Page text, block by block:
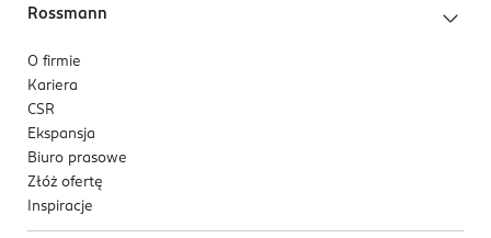
Rossmann
O firmie
Kariera
CSR
Ekspansja
Biuro prasowe
Złóż ofertę
Inspiracje